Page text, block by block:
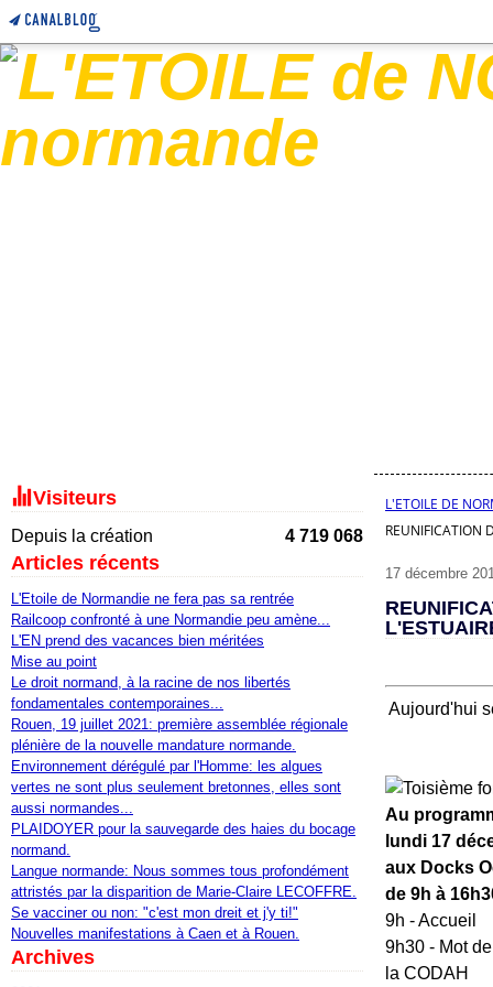
Visiteurs
Depuis la création 4 719 068
Articles récents
L'Etoile de Normandie ne fera pas sa rentrée
Railcoop confronté à une Normandie peu amène...
L'EN prend des vacances bien méritées
Mise au point
Le droit normand, à la racine de nos libertés
fondamentales contemporaines...
Rouen, 19 juillet 2021: première assemblée régionale
plénière de la nouvelle mandature normande.
Environnement dérégulé par l'Homme: les algues
vertes ne sont plus seulement bretonnes, elles sont
aussi normandes...
PLAIDOYER pour la sauvegarde des haies du bocage
normand.
Langue normande: Nous sommes tous profondément
attristés par la disparition de Marie-Claire LECOFFRE.
Se vacciner ou non: "c'est mon dreit et j'y ti!"
Nouvelles manifestations à Caen et à Rouen.
Archives
L'ETOILE DE
REUNIFICATION
17 décembre
Aujourd'hui
Au
lundi 17
aux Docks
de 9h à
9h - Accueil
9h30 - Mot
la CODAH